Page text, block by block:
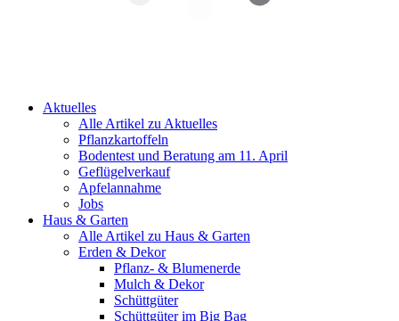
Aktuelles
Alle Artikel zu Aktuelles
Pflanzkartoffeln
Bodentest und Beratung am 11. April
Geflügelverkauf
Apfelannahme
Jobs
Haus & Garten
Alle Artikel zu Haus & Garten
Erden & Dekor
Pflanz- & Blumenerde
Mulch & Dekor
Schüttgüter
Schüttgüter im Big Bag